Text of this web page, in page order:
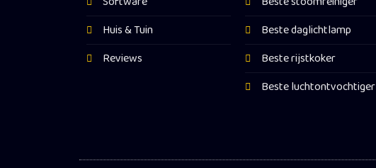
Huis & Tuin
Reviews
Beste daglichtlamp
Beste rijstkoker
Beste luchtontvochtiger